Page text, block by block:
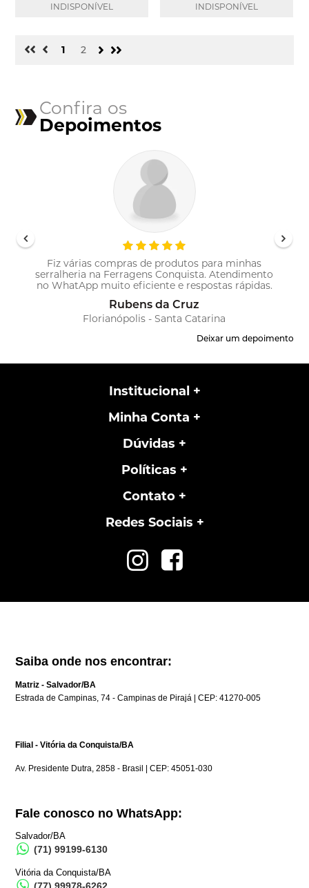
INDISPONÍVEL INDISPONÍVEL
1 2
Confira os
Depoimentos
Fiz várias compras de produtos para minhas
serralheria na Ferragens Conquista. Atendimento
no WhatApp muito eficiente e respostas rápidas.
apontado. Excelente!
Rubens da Cruz
Florianópolis - Santa Catarina
Deixar um depoimento
Institucional
Minha Conta
Dúvidas
Políticas
Contato
Redes Sociais
Saiba onde nos encontrar:
Matriz - Salvador/BA
Estrada de Campinas, 74 - Campinas de Pirajá | CEP: 41270-005
Filial - Vitória da Conquista/BA
Av. Presidente Dutra, 2858 - Brasil | CEP: 45051-030
Fale conosco no WhatsApp:
Salvador/BA
(71) 99199-6130
Vitória da Conquista/BA